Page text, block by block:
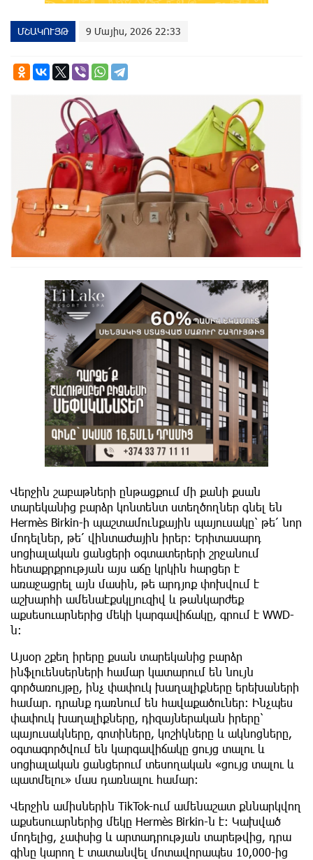
ՄՇԱԿՈՒՅԹ 9 Մայիս, 2026 22:33
Վերջին շաբաթների ընթացքում մի քանի քսան
տարեկանից բարձր կոնտենտ ստեղծողներ գնել են
Hermès Birkin-ի պաշտամունքային պայուսակը՝ թե՛ նոր
մոդելներ, թե՛ վինտաժային իրեր: Երիտասարդ
սոցիալական ցանցերի օգտատերերի շրջանում
հետաքրքրության այս աճը կրկին հարցեր է
առաջացրել այն մասին, թե արդյոք փոխվում է
աշխարհի ամենաէքսկլյուզիվ և թանկարժեք
աքսեսուարներից մեկի կարգավիճակը, գրում է WWD-
ն։
Այսօր շքեղ իրերը քսան տարեկանից բարձր
ինֆլուենսերների համար կատարում են նույն
գործառույթը, ինչ փափուկ խաղալիքները երեխաների
համար. դրանք դառնում են հավաքածուներ: Ինչպես
փափուկ խաղալիքները, դիզայներական իրերը՝
պայուսակները, գոտիները, կոշիկները և ակնոցները,
օգտագործվում են կարգավիճակը ցույց տալու և
սոցիալական ցանցերում տեսողական «ցույց տալու և
պատմելու» մաս դառնալու համար։
Վերջին ամիսներին TikTok-ում ամենաշատ քննարկվող
աքսեսուարներից մեկը Hermès Birkin-ն է: Կախված
մոդելից, չափսից և արտադրության տարեթվից, դրա
գինը կարող է տատանվել մոտավորապես 10,000-ից